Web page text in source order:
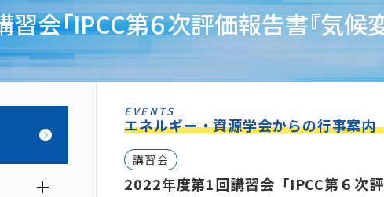
会「IPCC第６次評価報告書『気候
EVENTS
エネルギー・資源学会からの行事案内
講習会
2022年度第1回講習会「IPCC第６次